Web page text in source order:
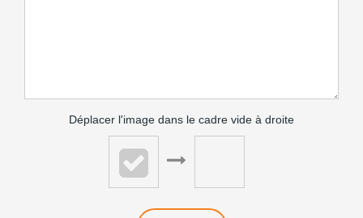
Déplacer l'image dans le cadre vide à droite